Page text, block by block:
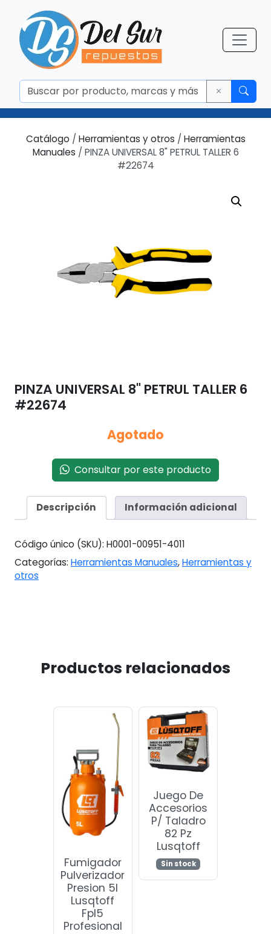
Catálogo / Herramientas y otros / Herramientas
Manuales / PINZA UNIVERSAL 8" PETRUL TALLER 6
#22674
PINZA UNIVERSAL 8" PETRUL TALLER 6
#22674
Agotado
Consultar por este producto
Descripción Información adicional
Código único (SKU): H0001-00951-4011
Categorías: Herramientas Manuales,Herramientas y
otros
Productos relacionados
Fumigador
Pulverizador
Presion 5l
Lusqtoff
Fpl5
Profesional
Juego De
Accesorios
P/ Taladro
82 Pz
Lusqtoff
Sin stock